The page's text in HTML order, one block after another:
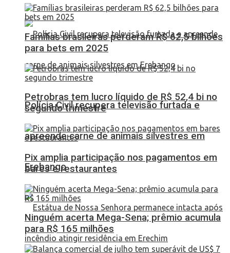
Polícia Civil recupera televisão furtada e
apreende carne de animais silvestres em
Erebango
Famílias brasileiras perderam R$ 62,5 bilhões
para bets em 2025
Petrobras tem lucro líquido de R$ 52,4 bi no
segundo trimestre
Pix amplia participação nos pagamentos em
bares e restaurantes
Ninguém acerta Mega-Sena; prêmio acumula
para R$ 165 milhões